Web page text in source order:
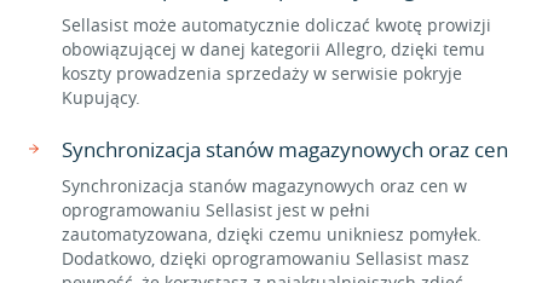
Sellasist może automatycznie doliczać kwotę prowizji
obowiązującej w danej kategorii Allegro, dzięki temu
koszty prowadzenia sprzedaży w serwisie pokryje
Kupujący.
Synchronizacja stanów magazynowych oraz cen
Synchronizacja stanów magazynowych oraz cen w
oprogramowaniu Sellasist jest w pełni
zautomatyzowana, dzięki czemu unikniesz pomyłek.
Dodatkowo, dzięki oprogramowaniu Sellasist masz